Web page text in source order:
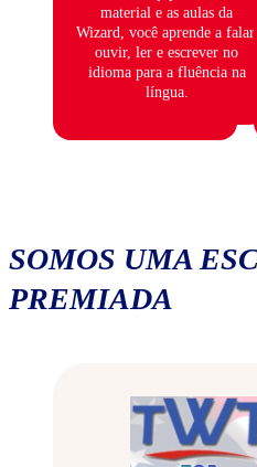
material e as aulas da
Wizard, você aprende a falar,
ouvir, ler e escrever no
idioma para a fluência na
língua.
SOMOS UMA
PREMIADA